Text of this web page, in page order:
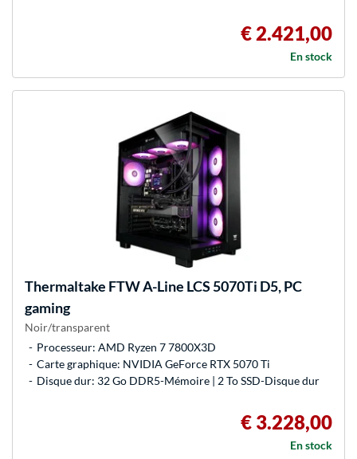
€ 2.421,00
En stock
Thermaltake FTW A-Line LCS 5070Ti D5, PC
gaming
Noir/transparent
Processeur: AMD Ryzen 7 7800X3D
Carte graphique: NVIDIA GeForce RTX 5070 Ti
Disque dur: 32 Go DDR5-Mémoire | 2 To SSD-Disque dur
€ 3.228,00
En stock